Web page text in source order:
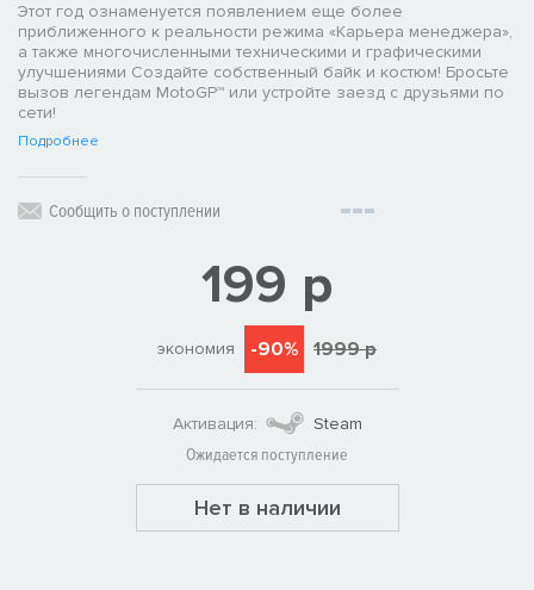
Этот год ознаменуется появлением еще более
приближенного к реальности режима «Карьера менеджера»,
а также многочисленными техническими и графическими
улучшениями Создайте собственный байк и костюм! Бросьте
вызов легендам MotoGP™ или устройте заезд с друзьями по
сети!
Подробнее
Сообщить о поступлении
199 р
экономия -90% 1999 р
Активация:
Steam
Ожидается поступление
Нет в наличии